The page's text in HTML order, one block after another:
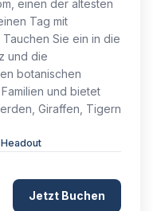
einen der ältesten
Tag mit
Sie ein in die
und die
botanischen
und bietet
Giraffen, Tigern
Headout
Jetzt Buchen